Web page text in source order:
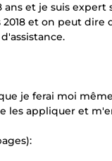
ans et je suis
et on peut dire
je ferai moi
les appliquer et